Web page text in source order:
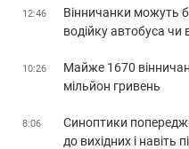
12:46
Вінничанки можуть
водійку автобуса чи
10:26
Майже 1670
мільйон гривень
8:06
Синоптики
до вихідних і навіть